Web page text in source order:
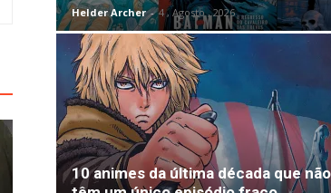
Helder Archer - 4 , Agosto , 2026
10 animes da última década que não